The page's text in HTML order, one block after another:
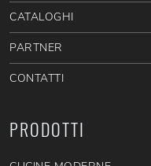
CATALOGHI
PARTNER
CONTATTI
PRODOTTI